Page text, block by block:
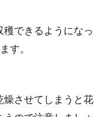
できるようになっ
す。
させてしまうと花